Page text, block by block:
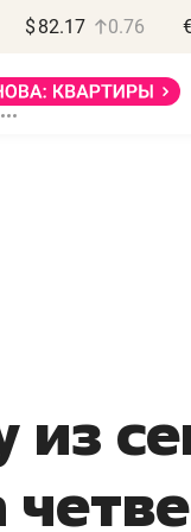
$ 82.17 0.76
бизнес может
минимум